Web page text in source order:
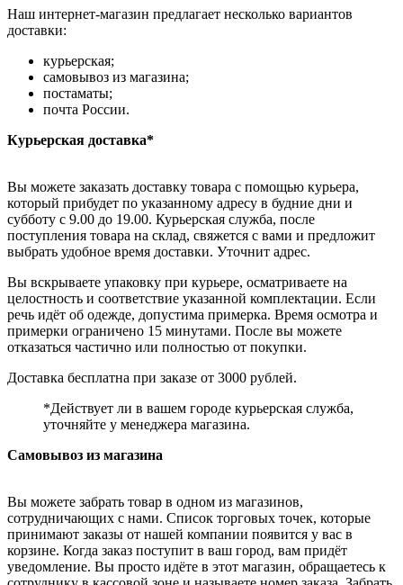
Наш интернет-магазин предлагает несколько вариантов
доставки:
курьерская;
самовывоз из магазина;
постаматы;
почта России.
Курьерская доставка*
Вы можете заказать доставку товара с помощью курьера,
который прибудет по указанному адресу в будние дни и
субботу с 9.00 до 19.00. Курьерская служба, после
поступления товара на склад, свяжется с вами и предложит
выбрать удобное время доставки. Уточнит адрес.
Вы вскрываете упаковку при курьере, осматриваете на
целостность и соответствие указанной комплектации. Если
речь идёт об одежде, допустима примерка. Время осмотра и
примерки ограничено 15 минутами. После вы можете
отказаться частично или полностью от покупки.
Доставка бесплатна при заказе от 3000 рублей.
*Действует ли в вашем городе курьерская служба,
уточняйте у менеджера магазина.
Самовывоз из магазина
Вы можете забрать товар в одном из магазинов,
сотрудничающих с нами. Список торговых точек, которые
принимают заказы от нашей компании появится у вас в
корзине. Когда заказ поступит в ваш город, вам придёт
уведомление. Вы просто идёте в этот магазин, обращаетесь к